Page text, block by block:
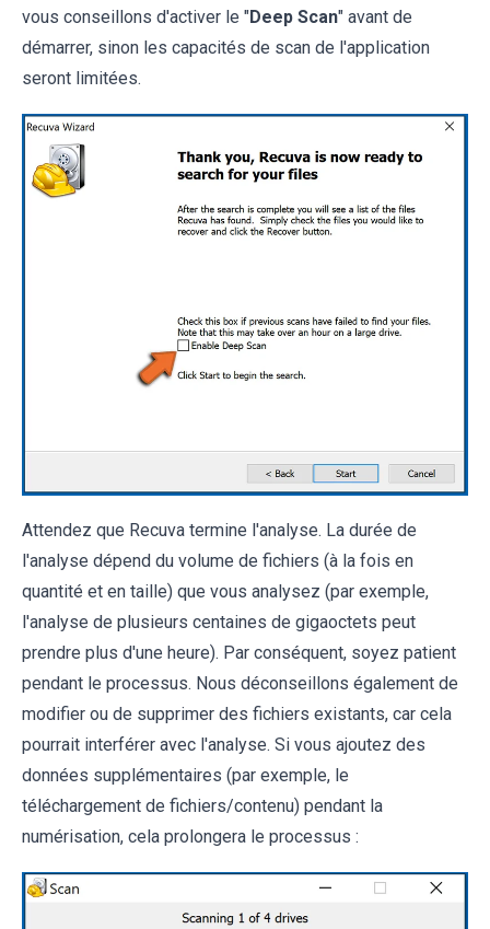
vous conseillons d'activer le "Deep Scan" avant de
démarrer, sinon les capacités de scan de l'application
seront limitées.
Attendez que Recuva termine l'analyse. La durée de
l'analyse dépend du volume de fichiers (à la fois en
quantité et en taille) que vous analysez (par exemple,
l'analyse de plusieurs centaines de gigaoctets peut
prendre plus d'une heure). Par conséquent, soyez patient
pendant le processus. Nous déconseillons également de
modifier ou de supprimer des fichiers existants, car cela
pourrait interférer avec l'analyse. Si vous ajoutez des
données supplémentaires (par exemple, le
téléchargement de fichiers/contenu) pendant la
numérisation, cela prolongera le processus :